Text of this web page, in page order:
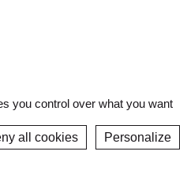
La radio
you control over what you want
all cookies
Personalize